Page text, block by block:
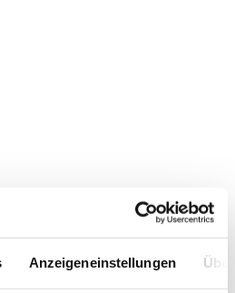
Anzeigeneinstellungen